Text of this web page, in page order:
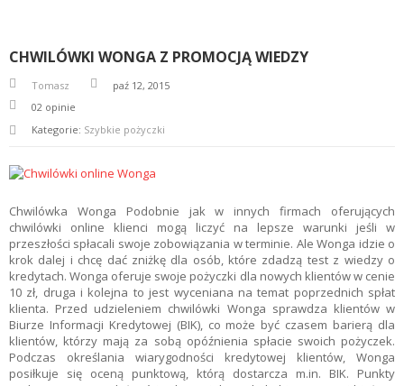
CHWILÓWKI WONGA Z PROMOCJĄ WIEDZY
Tomasz
paź 12, 2015
02 opinie
Kategorie: Szybkie pożyczki
Chwilówka Wonga Podobnie jak w innych firmach oferujących
chwilówki online klienci mogą liczyć na lepsze warunki jeśli w
przeszłości spłacali swoje zobowiązania w terminie. Ale Wonga idzie o
krok dalej i chcę dać zniżkę dla osób, które zdadzą test z wiedzy o
kredytach. Wonga oferuje swoje pożyczki dla nowych klientów w cenie
10 zł, druga i kolejna to jest wyceniana na temat poprzednich spłat
klienta. Przed udzieleniem chwilówki Wonga sprawdza klientów w
Biurze Informacji Kredytowej (BIK), co może być czasem barierą dla
klientów, którzy mają za sobą opóźnienia spłacie swoich pożyczek.
Podczas określania wiarygodności kredytowej klientów, Wonga
posiłkuje się oceną punktową, którą dostarcza m.in. BIK. Punkty